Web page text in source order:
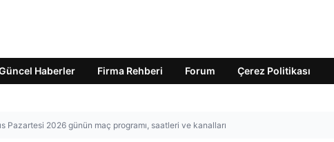
Haberler Firma Rehberi Forum Çerez Politikası
Pazartesi 2026 günün maç programı, saatleri ve kanalları